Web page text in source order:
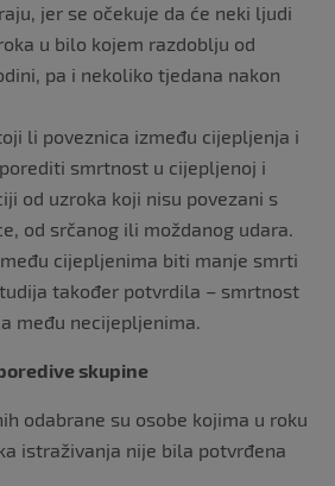
jer se očekuje da će neki ljudi
u bilo kojem razdoblju od
pa i nekoliko tjedana nakon
li poveznica između cijepljenja i
smrtnost u cijepljenoj i
od uzroka koji nisu povezani s
od srčanog ili moždanog udara.
cijepljenima biti manje smrti
također potvrdila – smrtnost
među necijepljenima.
skupine
odabrane su osobe kojima u roku
istraživanja nije bila potvrđena